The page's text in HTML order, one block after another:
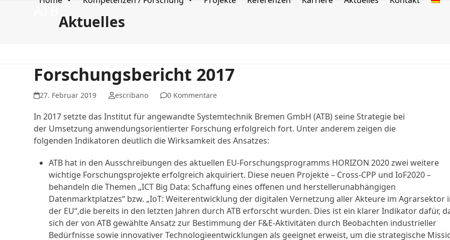
Aktuelles
Forschungsbericht 2017
27. Februar 2019 escribano 0 Kommentare
In 2017 setzte das Institut für angewandte Systemtechnik Bremen GmbH (ATB) seine Strategie bei
der Umsetzung anwendungsorientierter Forschung erfolgreich fort. Unter anderem zeigen die
folgenden Indikatoren deutlich die Wirksamkeit des Ansatzes:
ATB hat in den Ausschreibungen des aktuellen EU-Forschungsprogramms HORIZON 2020 zwei weitere
wichtige Forschungsprojekte erfolgreich akquiriert. Diese neuen Projekte – Cross-CPP und IoF2020 –
behandeln die Themen „ICT Big Data: Schaffung eines offenen und herstellerunabhängigen
Datenmarktplatzes“ bzw. „IoT: Weiterentwicklung der digitalen Vernetzung aller Akteure im Agrarsektor
der EU“,die bereits in den letzten Jahren durch ATB erforscht wurden. Dies ist ein klarer Indikator dafür,
sich der von ATB gewählte Ansatz zur Bestimmung der F&E-Aktivitäten durch Beobachten industrieller
Bedürfnisse sowie innovativer Technologieentwicklungen als geeignet erweist, um die strategische